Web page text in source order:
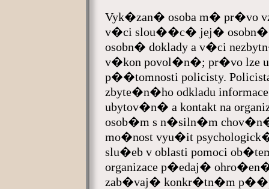
Vyk�zan� osoba m� pr�vo
v�ci slou��c� jej� osobn�
osobn� doklady a v�ci
v�kon povol�n�; pr�vo lze
p��tomnosti policisty.
zbyte�n�ho odkladu
ubytov�n� a kontakt na
osob�m s n�siln�m
mo�nost vyu�it
slu�eb v oblasti pomoci
organizace p�edaj�
zab�vaj� konkr�tn�m